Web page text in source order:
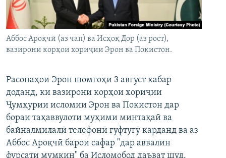
Аббос Ароқчӣ (аз чап) ва Исҳоқ Дор (аз рост),
вазирони корҳои хориҷии Эрон ва Покистон.
Расонаҳои Эрон шомгоҳи 3 август хабар
доданд, ки вазирони корҳои хориҷии
Ҷумҳурии исломии Эрон ва Покистон дар
бораи таҳаввулоти муҳими минтақаӣ ва
байналмилалӣ телефонӣ гуфтугӯ карданд ва аз
Аббос Ароқчӣ барои сафар "дар аввалин
фурсати мумкин" ба Исломобод даъват шуд.